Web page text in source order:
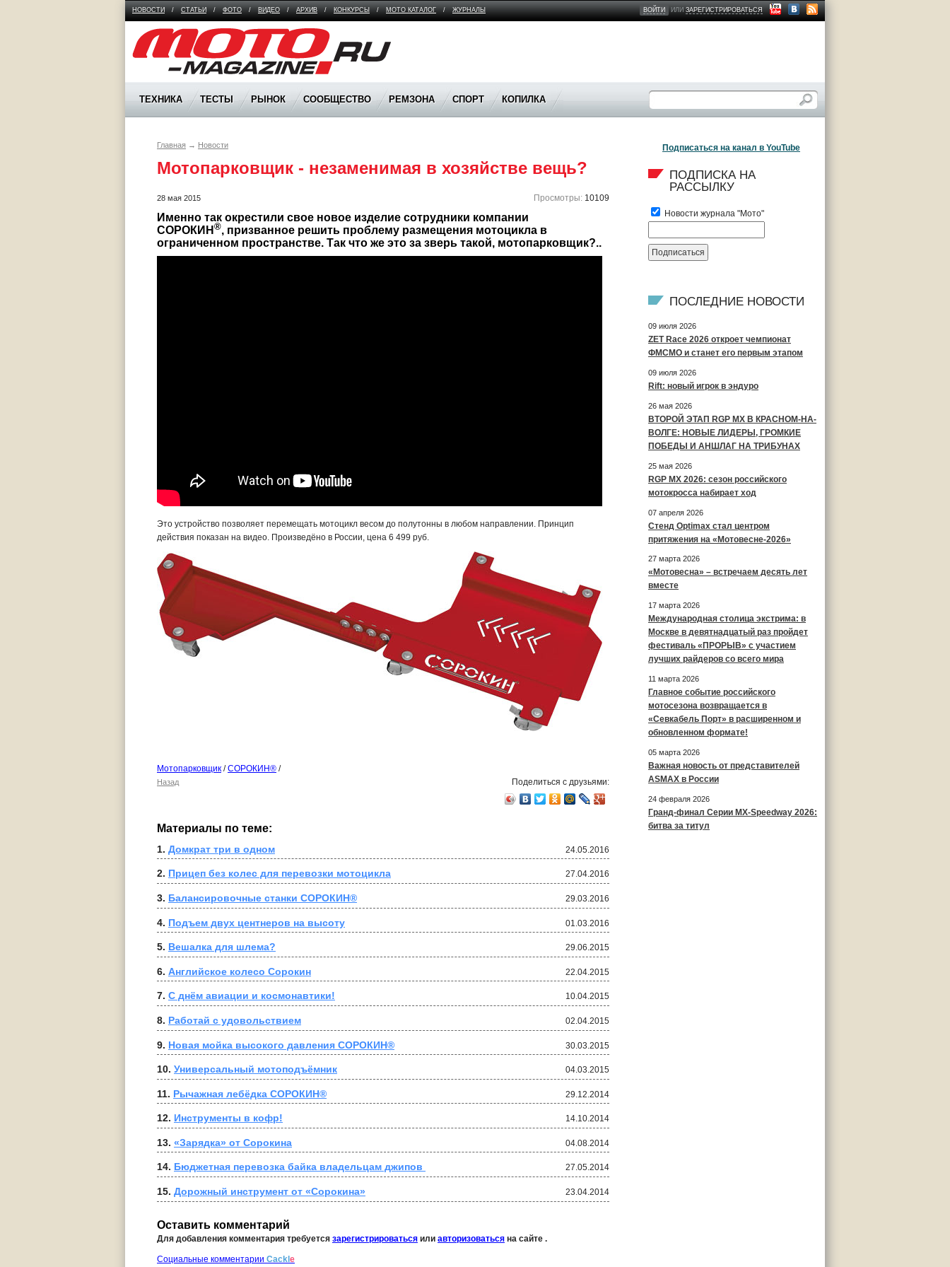
НОВОСТИ / СТАТЬИ / ФОТО / ВИДЕО / АРХИВ / КОНКУРСЫ / МОТО КАТАЛОГ / ЖУРНАЛЫ ВОЙТИ ИЛИЗАРЕГИСТРИРОВАТЬСЯ
Moto Magazine
ТЕХНИКА ТЕСТЫ РЫНОК СООБЩЕСТВО РЕМЗОНА СПОРТ КОПИЛКА
Главная → Новости
Мотопарковщик - незаменимая в хозяйстве вещь?
Просмотры: 10109
28 мая 2015
Именно так окрестили свое новое изделие сотрудники компании
СОРОКИН ®, призванное решить проблему размещения мотоцикла в
ограниченном пространстве. Так что же это за зверь такой, мотопарковщик?..
Это устройство позволяет перемещать мотоцикл весом до полутонны в любом направлении. Принцип
действия показан на видео. Произведёно в России, цена 6 499 руб.
Мотопарковщик /СОРОКИН® /
Назад Поделиться с друзьями:
Материалы по теме:
24.05.2016
1. Домкрат три в одном
27.04.2016
2. Прицеп без колес для перевозки мотоцикла
29.03.2016
3. Балансировочные станки СОРОКИН®
01.03.2016
4. Подъем двух центнеров на высоту
29.06.2015
5. Вешалка для шлема?
22.04.2015
6. Английское колесо Сорокин
10.04.2015
7. С днём авиации и космонавтики!
02.04.2015
8. Работай с удовольствием
30.03.2015
9. Новая мойка высокого давления СОРОКИН®
04.03.2015
10. Универсальный мотоподъёмник
29.12.2014
11. Рычажная лебёдка СОРОКИН®
14.10.2014
12. Инструменты в кофр!
04.08.2014
13. «Зарядка» от Сорокина
27.05.2014
14. Бюджетная перевозка байка владельцам джипов
23.04.2014
15. Дорожный инструмент от «Сорокина»
Оставить комментарий
Для добавления комментария требуется зарегистрироваться или авторизоваться на сайте .
Социальные комментарии Cackle
Подписаться на канал в YouTube
ПОДПИСКА НА
РАССЫЛКУ
Новости журнала "Мото"
ПОСЛЕДНИЕ НОВОСТИ
09 июля 2026
ZET Race 2026 откроет чемпионат
ФМСМО и станет его первым этапом
09 июля 2026
Rift: новый игрок в эндуро
26 мая 2026
ВТОРОЙ ЭТАП RGP MX В КРАСНОМ-НА-
ВОЛГЕ: НОВЫЕ ЛИДЕРЫ, ГРОМКИЕ
ПОБЕДЫ И АНШЛАГ НА ТРИБУНАХ
25 мая 2026
RGP MX 2026: сезон российского
мотокросса набирает ход
07 апреля 2026
Стенд Optimax стал центром
притяжения на «Мотовесне-2026»
27 марта 2026
«Мотовесна» – встречаем десять лет
вместе
17 марта 2026
Международная столица экстрима: в
Москве в девятнадцатый раз пройдет
фестиваль «ПРОРЫВ» с участием
лучших райдеров со всего мира
11 марта 2026
Главное событие российского
мотосезона возвращается в
«Севкабель Порт» в расширенном и
обновленном формате!
05 марта 2026
Важная новость от представителей
ASMAX в России
24 февраля 2026
Гранд-финал Серии MX-Speedway 2026:
битва за титул